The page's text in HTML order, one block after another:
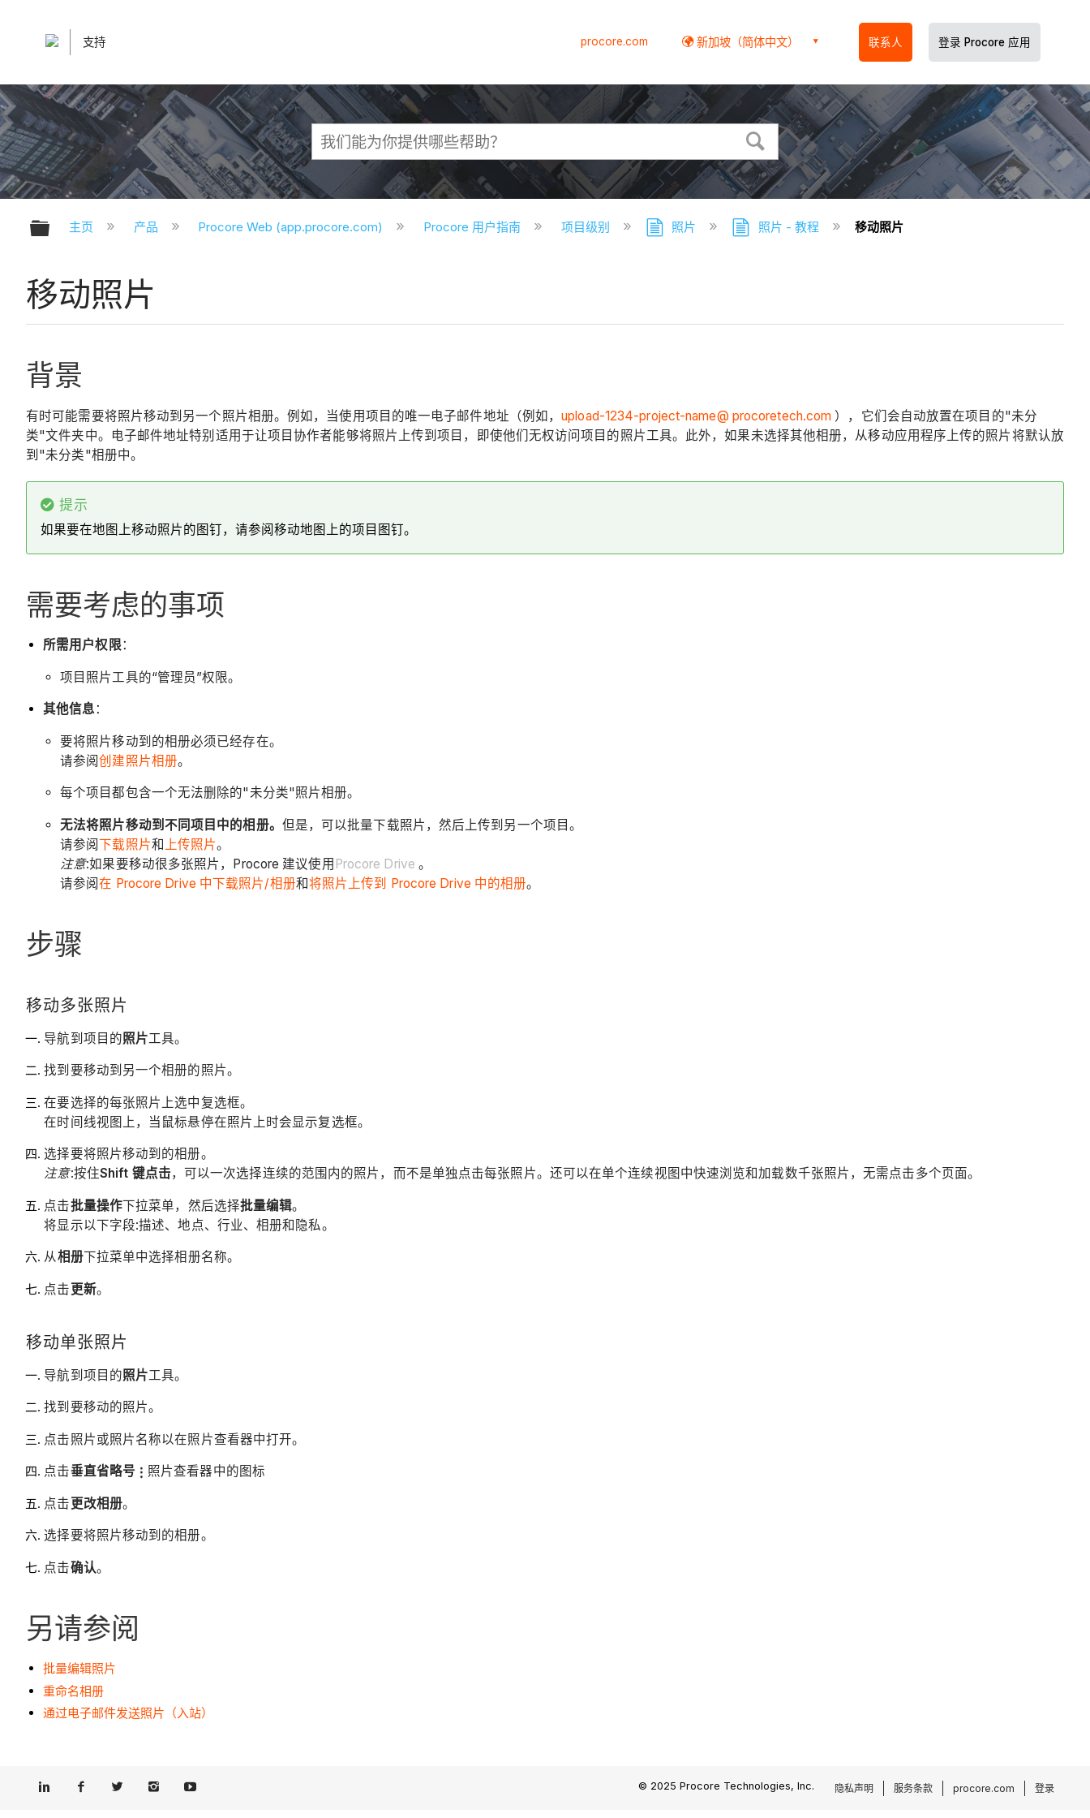
支持 procore.com 新加坡（简体中文） 联系人 登录 Procore 应用
扩展/隐缩全局层次
主页 产品 Procore Web (app.procore.com) Procore 用户指南 项目级别 照片 照片 - 教程 移动照片
移动照片
背景
有时可能需要将照片移动到另一个照片相册。例如，当使用项目的唯一电子邮件地址（例如，upload-1234-project-name@ procoretech.com ），它们会自动放置在项目的"未分
类"文件夹中。电子邮件地址特别适用于让项目协作者能够将照片上传到项目，即使他们无权访问项目的照片工具。此外，如果未选择其他相册，从移动应用程序上传的照片将默认放
到"未分类"相册中。
提示
如果要在地图上移动照片的图钉，请参阅移动地图上的项目图钉。
需要考虑的事项
所需用户权限：
项目照片工具的“管理员”权限。
其他信息：
要将照片移动到的相册必须已经存在。
请参阅创建照片相册。
每个项目都包含一个无法删除的"未分类"照片相册。
无法将照片移动到不同项目中的相册。 但是，可以批量下载照片，然后上传到另一个项目。
请参阅下载照片和上传照片。
注意:如果要移动很多张照片，Procore 建议使用 Procore Drive 。
请参阅在 Procore Drive 中下载照片/相册和将照片上传到 Procore Drive 中的相册。
步骤
移动多张照片
导航到项目的照片工具。
找到要移动到另一个相册的照片。
在要选择的每张照片上选中复选框。
在时间线视图上，当鼠标悬停在照片上时会显示复选框。
选择要将照片移动到的相册。
注意:按住Shift 键点击，可以一次选择连续的范围内的照片，而不是单独点击每张照片。还可以在单个连续视图中快速浏览和加载数千张照片，无需点击多个页面。
点击批量操作下拉菜单，然后选择批量编辑。
将显示以下字段:描述、地点、行业、相册和隐私。
从相册下拉菜单中选择相册名称。
点击更新。
移动单张照片
导航到项目的照片工具。
找到要移动的照片。
点击照片或照片名称以在照片查看器中打开。
点击垂直省略号 照片查看器中的图标
点击更改相册。
选择要将照片移动到的相册。
点击确认。
另请参阅
批量编辑照片
重命名相册
通过电子邮件发送照片（入站）
© 2025 Procore Technologies, Inc. 隐私声明 服务条款 procore.com 登录